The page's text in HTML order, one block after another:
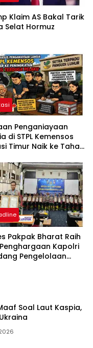
Klaim AS Bakal Tarik
Selat Hormuz
Penganiayaan
di STPL Kemensos
Timur Naik ke Tahap
Proses Transparan
Intervensi
Pakpak Bharat Raih
Kapolri
Pengelolaan
Soal Laut Kaspia,